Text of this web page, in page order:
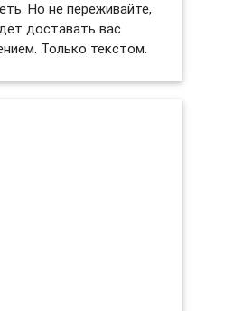
Но не переживайте,
доставать вас
Только текстом.